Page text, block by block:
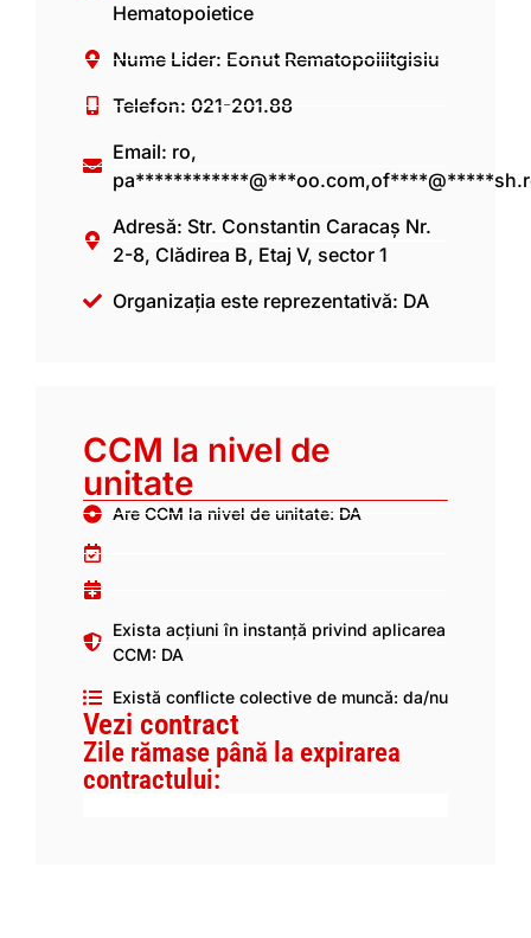
Hematopoietice
Nume Lider: Eonut Rematopoiiitgisiu
Telefon: 021-201.88
Email: ro,
pa************@***oo.com,
Adresă: Str. Constantin Caracaș Nr.
2-8, Clădirea B, Etaj V, sector 1
Organizația este reprezentativă: DA
CCM la nivel de
unitate
Are CCM la nivel de unitate: DA
Exista acțiuni în instanță privind aplicarea
CCM: DA
Există conflicte colective de muncă: da/nu
Vezi contract
Zile rămase până la expirarea
contractului: